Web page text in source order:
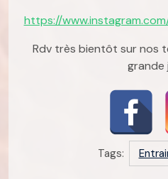
https://www.instagram.com/
Rdv très bientôt sur nos
grande
Tags: